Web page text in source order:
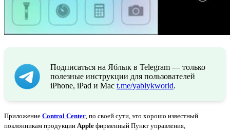
Подписаться на Яблык в Telegram — только
полезные инструкции для пользователей
iPhone, iPad и Mac t.me/yablykworld.
Приложение Control Center , по своей сути, это хорошо известный
поклонникам продукции Apple фирменный Пункт управления,